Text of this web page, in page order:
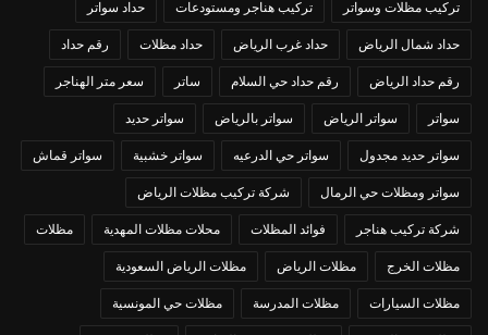
تركيب مظلات وسواتر تركيب هناجر ومستودعات حداد سواتر
حداد شمال الرياض حداد غرب الرياض حداد مظلات رقم حداد
رقم حداد الرياض رقم حداد حي السلام ساتر سعر متر الهناجر
سواتر سواتر الرياض سواتر بالرياض سواتر حديد
سواتر حديد مجدول سواتر حي الدرعيه سواتر خشبية سواتر قماش
سواتر ومظلات حي الرمال شركة تركيب مظلات الرياض
شركة تركيب هناجر فوائد المظلات محلات مظلات المهدية مظلات
مظلات الخرج مظلات الرياض مظلات الرياض السعودية
مظلات السيارات مظلات المدرسة مظلات حي المونسية